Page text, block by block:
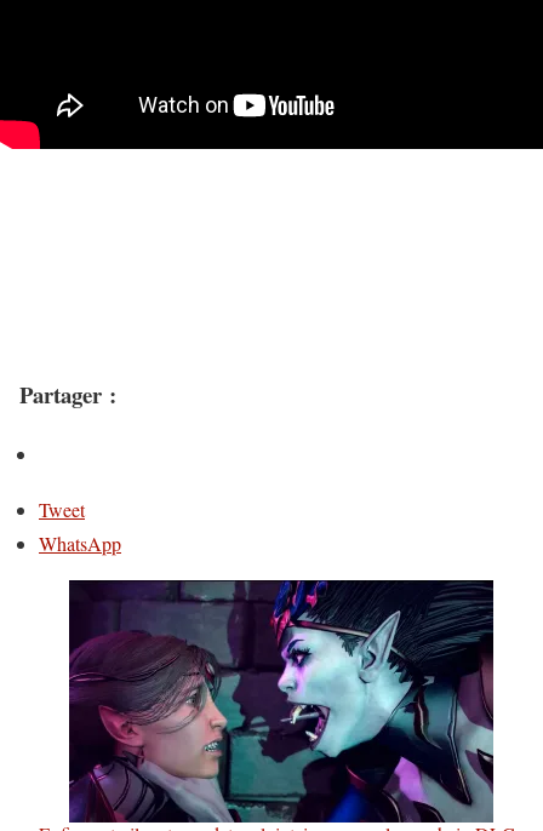
Partager :
Tweet
WhatsApp